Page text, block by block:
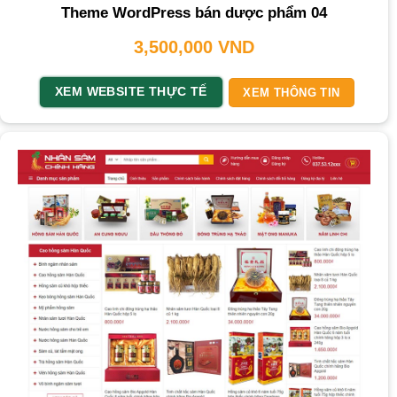
Theme WordPress bán dược phẩm 04
3,500,000 VND
XEM WEBSITE THỰC TẾ XEM THÔNG TIN